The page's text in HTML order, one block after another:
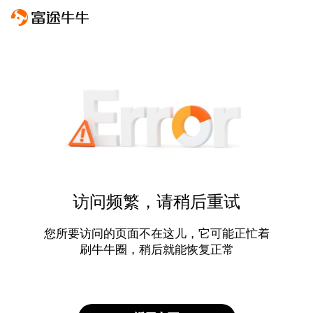
访问频繁，请稍后重试
您所要访问的页面不在这儿，它可能正忙着
刷牛牛圈，稍后就能恢复正常